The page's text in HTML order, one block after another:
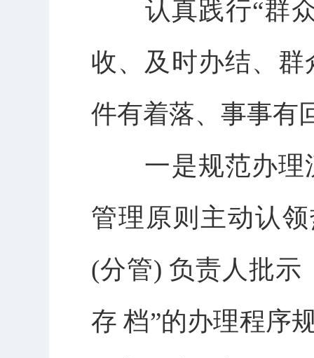
认真践行“群众
收、及时办结、
件有着落、事事有
一是规范办理流
管理原则主动认
(分管) 负责人批
存 档”的办理程序